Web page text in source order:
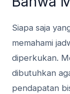
Siapa saja
memahami
diperkukan.
dibutuhkan
pendapatan